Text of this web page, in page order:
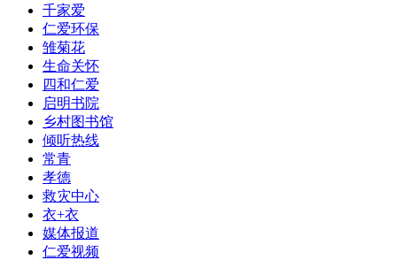
千家爱
仁爱环保
雏菊花
生命关怀
四和仁爱
启明书院
乡村图书馆
倾听热线
常青
孝德
救灾中心
衣+衣
媒体报道
仁爱视频